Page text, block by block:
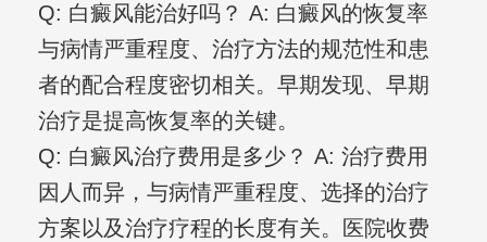
Q: 白癜风能治好吗？ A: 白癜风的恢复率
与病情严重程度、治疗方法的规范性和患
者的配合程度密切相关。早期发现、早期
治疗是提高恢复率的关键。
Q: 白癜风治疗费用是多少？ A: 治疗费用
因人而异，与病情严重程度、选择的治疗
方案以及治疗疗程的长度有关。医院收费